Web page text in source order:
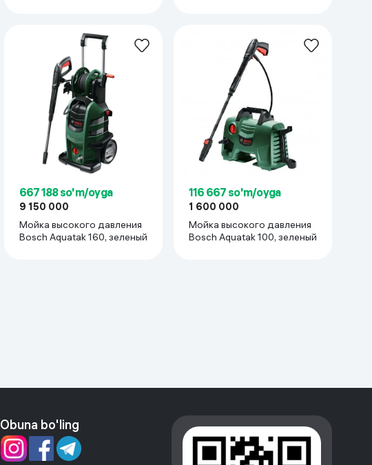
667 188 so'm/oyga
9 150 000
Мойка высокого давления
Bosch Aquatak 160, зеленый
116 667 so'm/oyga
1 600 000
Мойка высокого давления
Bosch Aquatak 100, зеленый
Obuna bo'ling